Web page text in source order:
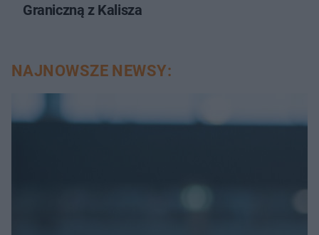
Graniczną z Kalisza
NAJNOWSZE NEWSY: